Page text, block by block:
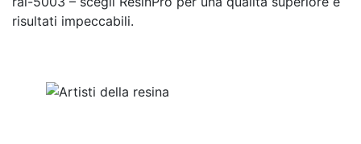
risultati impeccabili.